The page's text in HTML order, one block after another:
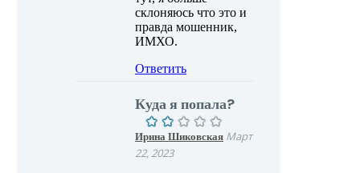
склоняюсь что это и
правда мошенник,
ИМХО.
Ответить
Куда я попала?
Ирина Шиковская Март
22, 2023